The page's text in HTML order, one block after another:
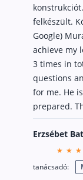
felkészült.
Google)
achieve my
3 times in
questions
for me. He
prepared.
Erzsébet
tanácsadó: